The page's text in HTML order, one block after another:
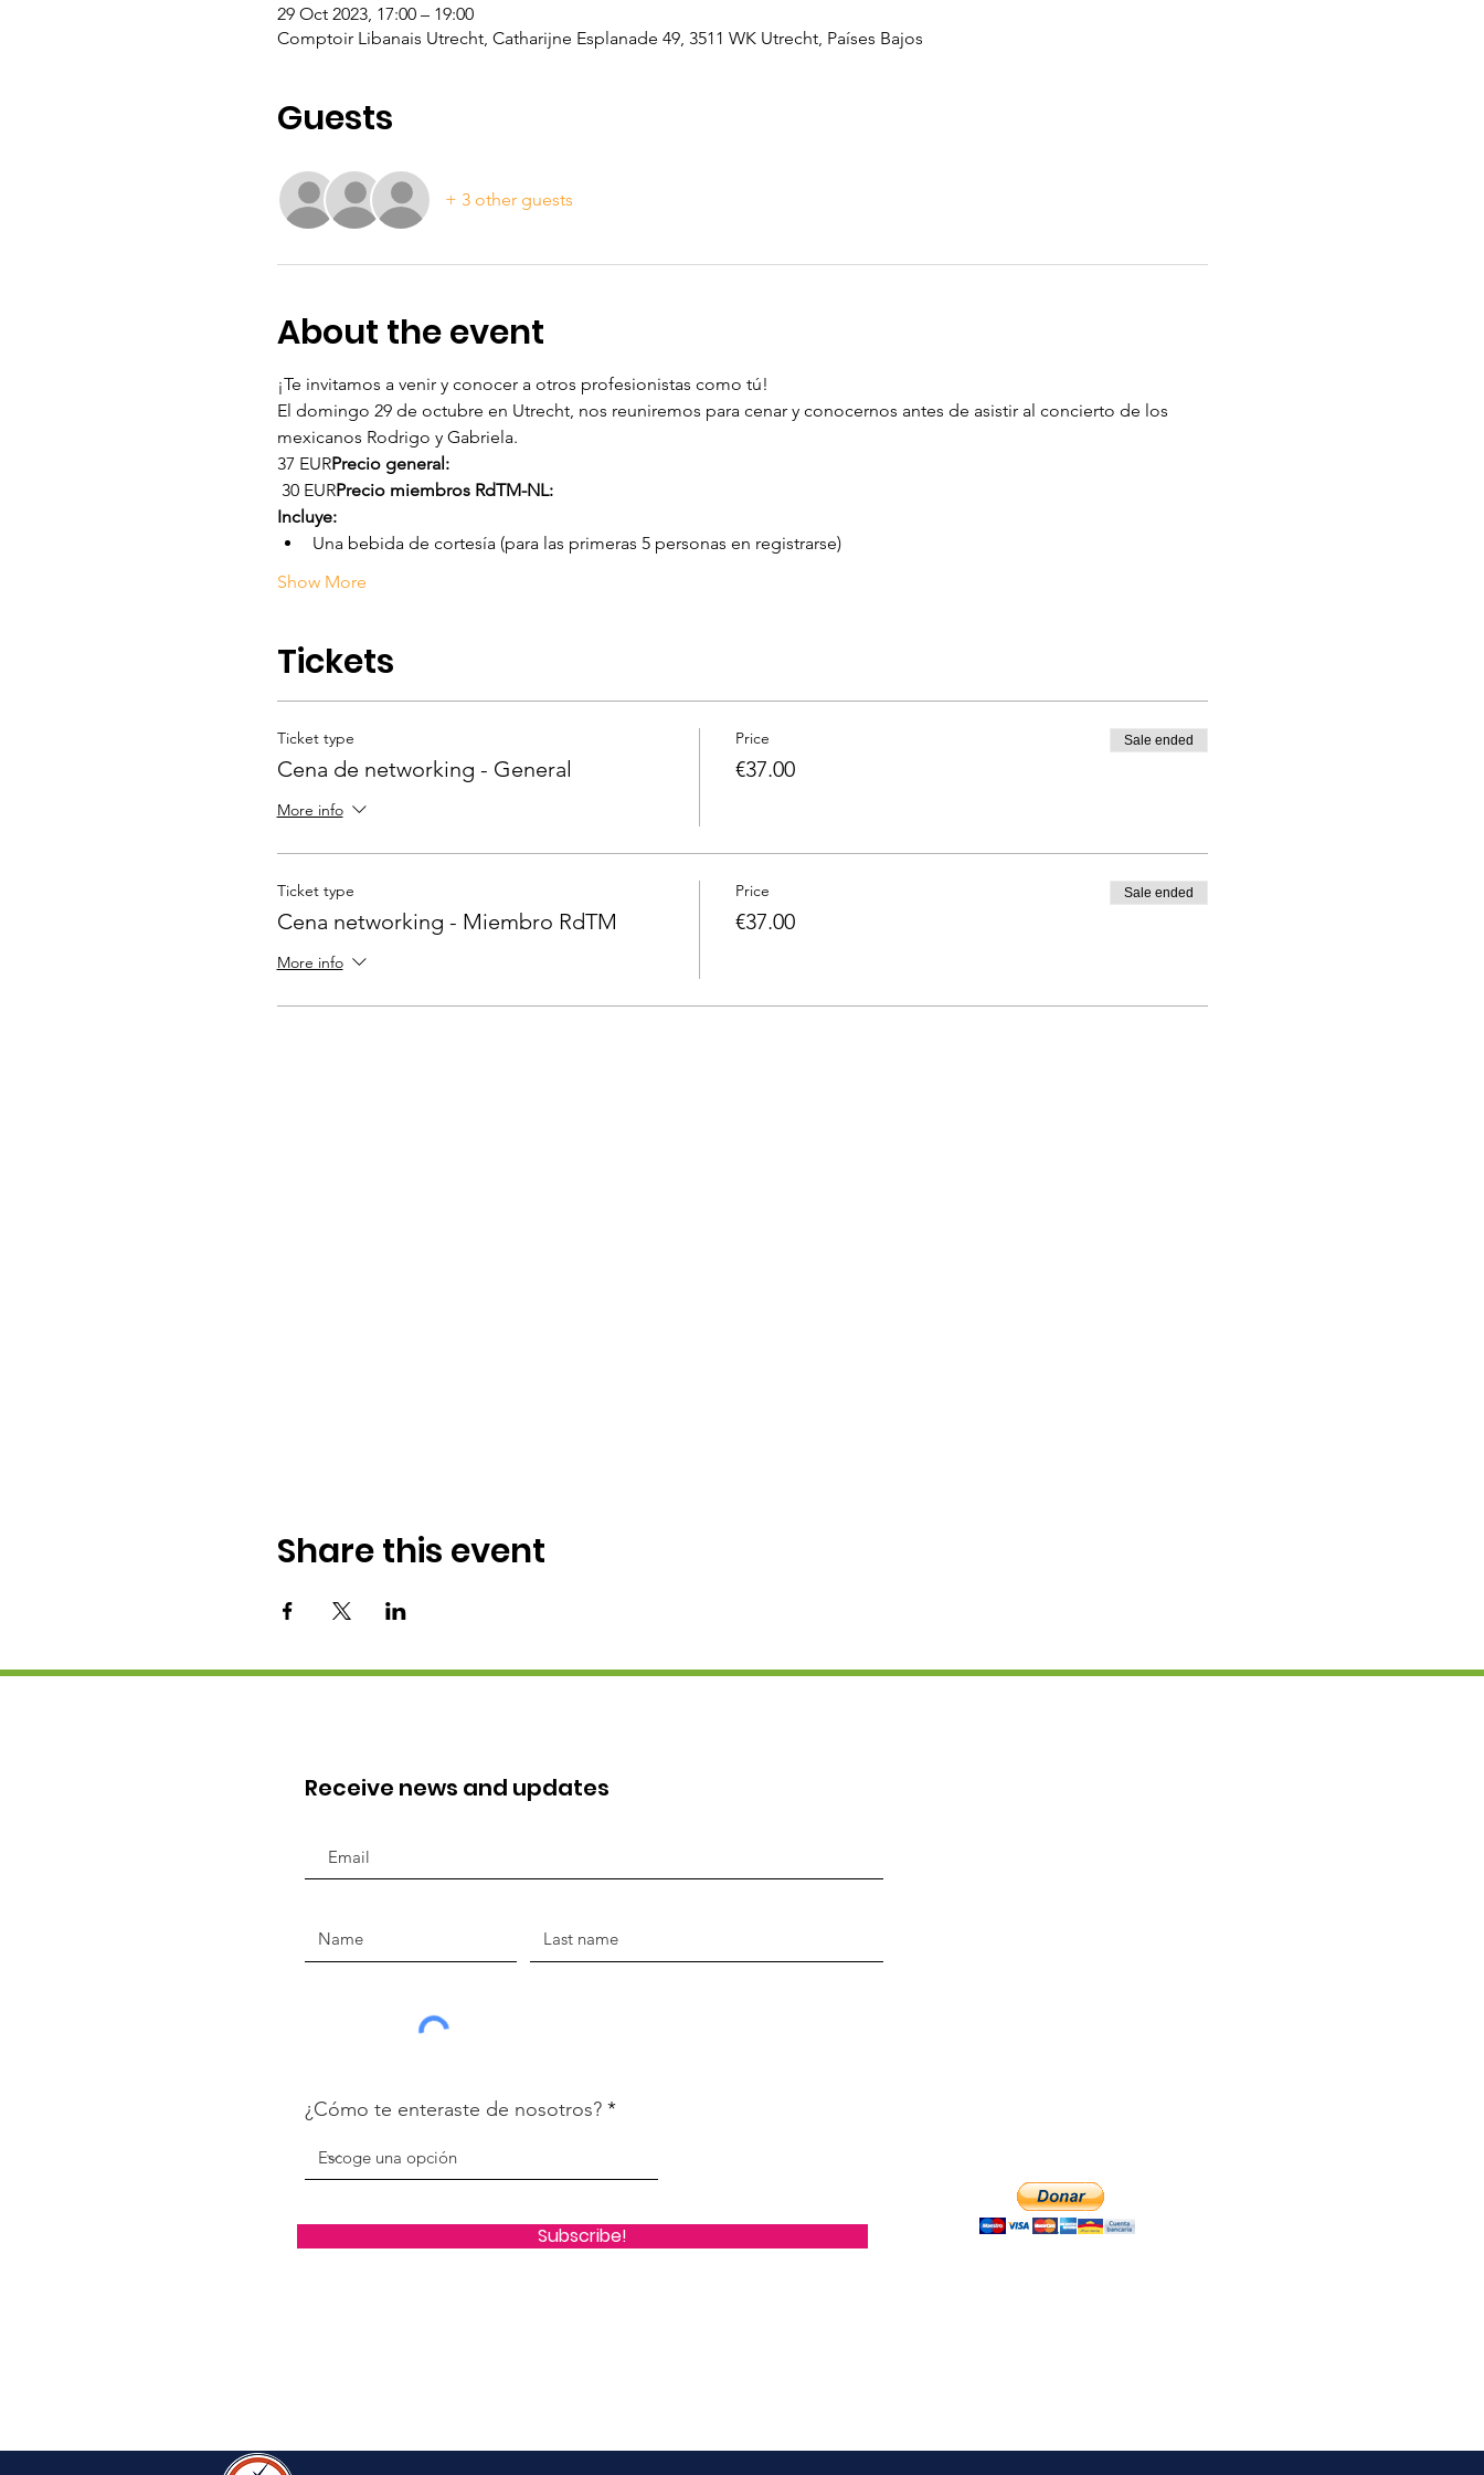
29 Oct 2023, 17:00 – 19:00
Comptoir Libanais Utrecht, Catharijne Esplanade 49, 3511 WK Utrecht, Países Bajos
Guests
+ 3 other guests
About the event
¡Te invitamos a venir y conocer a otros profesionistas como tú!
El domingo 29 de octubre en Utrecht, nos reuniremos para cenar y conocernos antes de asistir al concierto de los
mexicanos Rodrigo y Gabriela.
37 EURPrecio general:
30 EURPrecio miembros RdTM-NL:
Incluye:
Una bebida de cortesía (para las primeras 5 personas en registrarse)
Show More
Tickets
Ticket type
Cena de networking - General
More info
Price
€37.00
Sale ended
Ticket type
Cena networking - Miembro RdTM
More info
Price
€37.00
Sale ended
Share this event
Receive news and updates
¿Cómo te enteraste de nosotros?
Subscribe!